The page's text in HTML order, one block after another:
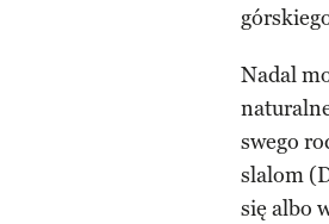
Nadal
swego
slalom
się albo